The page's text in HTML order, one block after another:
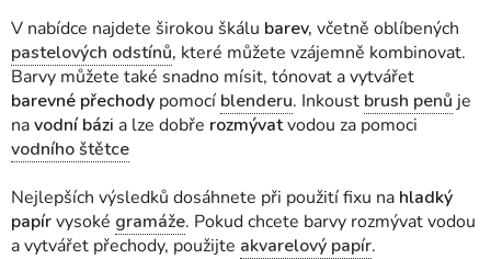
V nabídce najdete širokou škálu barev, včetně oblíbených
pastelových odstínů, které můžete vzájemně kombinovat.
Barvy můžete také snadno mísit, tónovat a vytvářet
barevné přechody pomocí blenderu. Inkoust brush penů je
navodní bázi a lze dobře rozmývatvodou za pomoci
vodního štětce
Nejlepších výsledků dosáhnete při použití fixu na hladký
papírvysoké gramáže. Pokud chcete barvy rozmývat vodou
a vytvářet přechody, použijte akvarelový papír.